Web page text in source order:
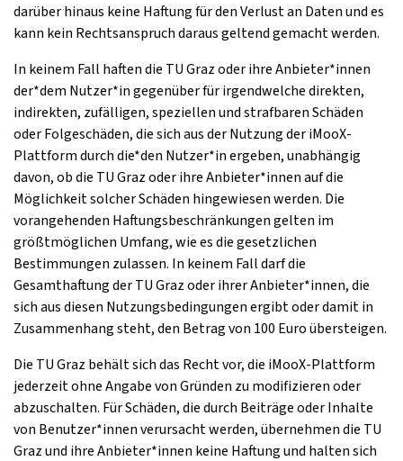
darüber hinaus keine Haftung für den Verlust an Daten und es
kann kein Rechtsanspruch daraus geltend gemacht werden.
In keinem Fall haften die TU Graz oder ihre Anbieter*innen
der*dem Nutzer*in gegenüber für irgendwelche direkten,
indirekten, zufälligen, speziellen und strafbaren Schäden
oder Folgeschäden, die sich aus der Nutzung der iMooX-
Plattform durch die*den Nutzer*in ergeben, unabhängig
davon, ob die TU Graz oder ihre Anbieter*innen auf die
Möglichkeit solcher Schäden hingewiesen werden. Die
vorangehenden Haftungsbeschränkungen gelten im
größtmöglichen Umfang, wie es die gesetzlichen
Bestimmungen zulassen. In keinem Fall darf die
Gesamthaftung der TU Graz oder ihrer Anbieter*innen, die
sich aus diesen Nutzungsbedingungen ergibt oder damit in
Zusammenhang steht, den Betrag von 100 Euro übersteigen.
Die TU Graz behält sich das Recht vor, die iMooX-Plattform
jederzeit ohne Angabe von Gründen zu modifizieren oder
abzuschalten. Für Schäden, die durch Beiträge oder Inhalte
von Benutzer*innen verursacht werden, übernehmen die TU
Graz und ihre Anbieter*innen keine Haftung und halten sich